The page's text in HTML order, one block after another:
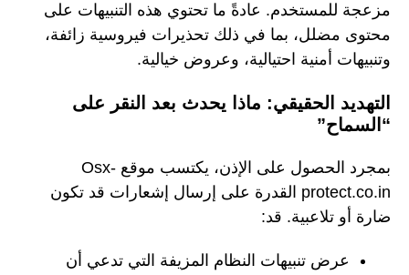
مزعجة للمستخدم. عادةً ما تحتوي هذه التنبيهات على
محتوى مضلل، بما في ذلك تحذيرات فيروسية زائفة،
وتنبيهات أمنية احتيالية، وعروض خيالية.
التهديد الحقيقي: ماذا يحدث بعد النقر على
“السماح”
بمجرد الحصول على الإذن، يكتسب موقع Osx-
protect.co.in القدرة على إرسال إشعارات قد تكون
ضارة أو تلاعبية. قد:
عرض تنبيهات النظام المزيفة التي تدعي أن